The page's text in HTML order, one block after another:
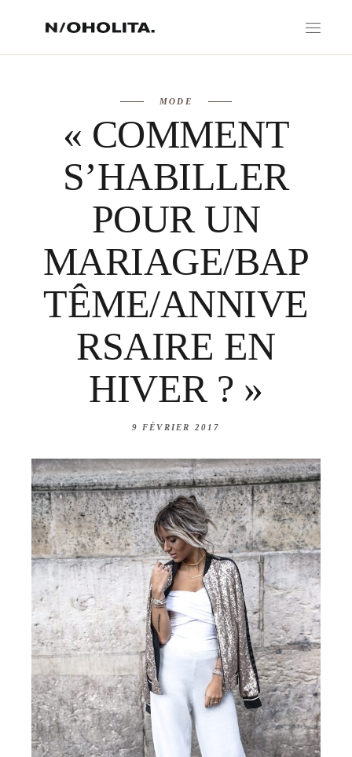
MODE
« COMMENT
S’HABILLER
POUR UN
MARIAGE/BAP
TÊME/ANNIVE
RSAIRE EN
HIVER ? »
9 FÉVRIER 2017